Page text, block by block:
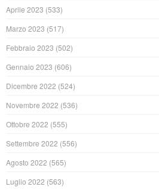
Aprile 2023 (533)
Marzo 2023 (517)
Febbraio 2023 (502)
Gennaio 2023 (606)
Dicembre 2022 (524)
Novembre 2022 (536)
Ottobre 2022 (555)
Settembre 2022 (556)
Agosto 2022 (565)
Luglio 2022 (563)